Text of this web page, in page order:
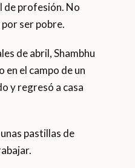
de profesión. No
ser pobre.
de abril, Shambhu
el campo de un
y regresó a casa
pastillas de